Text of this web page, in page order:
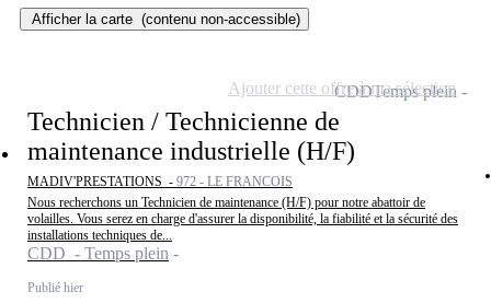
Afficher la carte (contenu non-accessible)
Technicien / Technicienne de
maintenance industrielle (H/F)
MADIV'PRESTATIONS - 972 - LE FRANCOIS
Nous recherchons un Technicien de maintenance (H/F) pour notre abattoir de
volailles. Vous serez en charge d'assurer la disponibilité, la fiabilité et la sécurité des
installations techniques de...
CDD - Temps plein
Publié hier
CDDTemps plein
Ajouter cette offre à ma sélection